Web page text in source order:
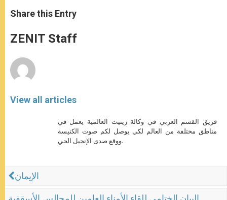
t
s
p
p
s
e
g
e
e
b
o
k
Share this Entry
ZENIT Staff
View all articles
فريق القسم العربي في وكالة زينيت العالمية يعمل في
مناطق مختلفة من العالم لكي يوصل لكم صوت الكنيسة
ووقع صدى الإنجيل الحي.
الإيمان